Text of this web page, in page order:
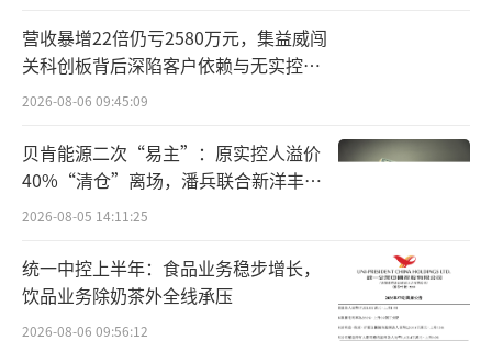
元、199亿元、147亿元。
其中，仅先锋基金在百亿规模之下，为27.
49亿元。从先锋基金8年的发展历程来看，202
1年二季度是其巅峰时期，规模超过50亿元。
从具体的产品来看，先锋汇盈纯债A、先锋
博盈纯债A的规模分别为13.6亿元、12.76亿
元，其余基金均为迷你基。
营收暴增22倍仍亏2580万元，集益威闯
关科创板背后深陷客户依赖与无实控人
困局
2026-08-06 09:45:09
贝肯能源二次“易主”：原实控人溢价
40%“清仓”离场，潘兵联合新洋丰、
宏科百世拟入主
2026-08-05 14:11:25
统一中控上半年：食品业务稳步增长，
饮品业务除奶茶外全线承压
2026-08-06 09:56:12